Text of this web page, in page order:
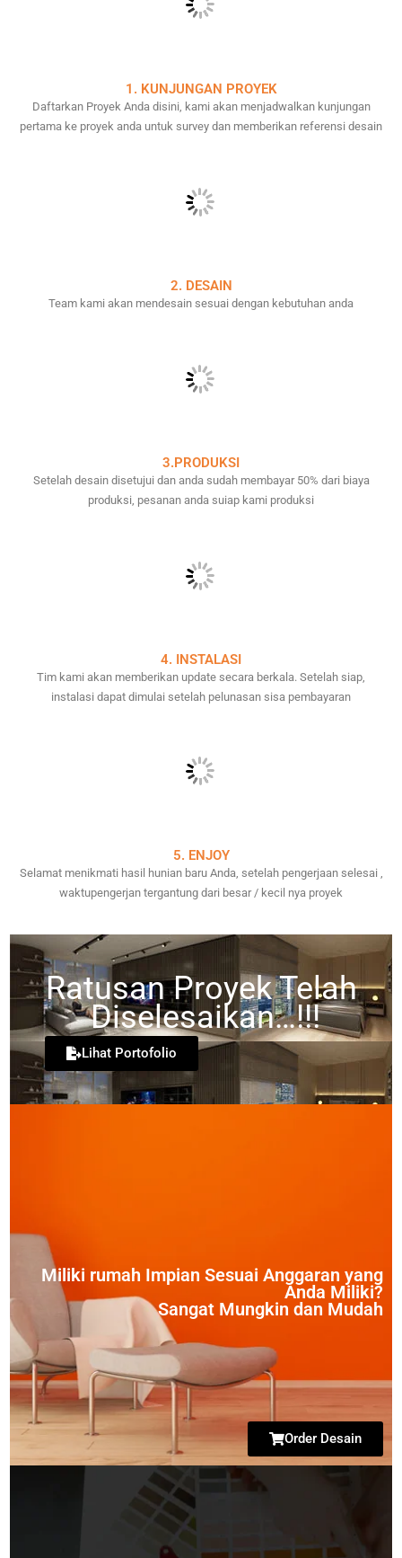
1. KUNJUNGAN PROYEK
Daftarkan Proyek Anda disini, kami akan menjadwalkan kunjungan
pertama ke proyek anda untuk survey dan memberikan referensi desain
2. DESAIN
Team kami akan mendesain sesuai dengan kebutuhan anda
3.PRODUKSI
Setelah desain disetujui dan anda sudah membayar 50% dari biaya
produksi, pesanan anda suiap kami produksi
4. INSTALASI
Tim kami akan memberikan update secara berkala. Setelah siap,
instalasi dapat dimulai setelah pelunasan sisa pembayaran
5. ENJOY
Selamat menikmati hasil hunian baru Anda, setelah pengerjaan selesai ,
waktupengerjan tergantung dari besar / kecil nya proyek
Ratusan Proyek Telah
Diselesaikan…!!!
Lihat Portofolio
Miliki rumah Impian Sesuai Anggaran yang
Anda Miliki?
Sangat Mungkin dan Mudah
Order Desain